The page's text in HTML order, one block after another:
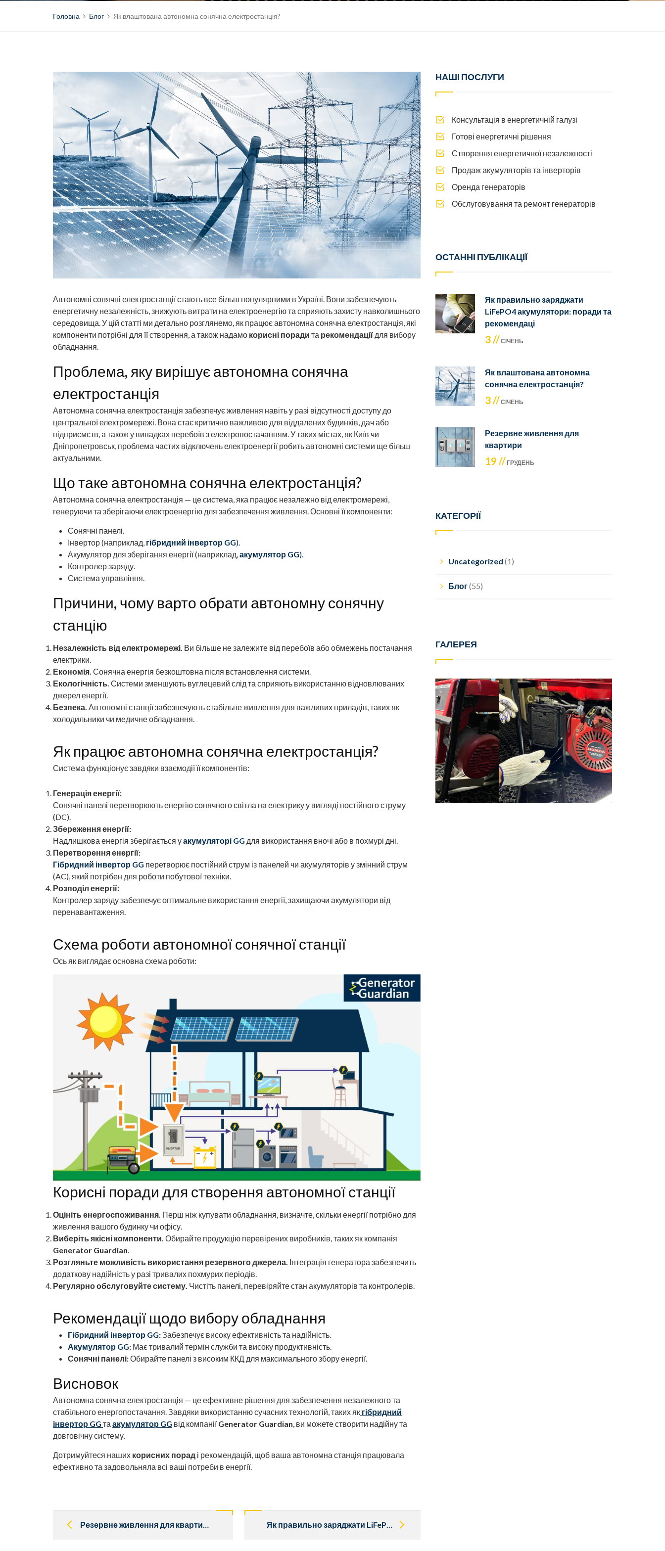
Головна Блог Як влаштована автономна сонячна електростанція?
Автономні сонячні електростанції стають все більш популярними в Україні. Вони забезпечують
енергетичну незалежність, знижують витрати на електроенергію та сприяють захисту навколишнього
середовища. У цій статті ми детально розглянемо, як працює автономна сонячна електростанція, які
компоненти потрібні для її створення, а також надамо корисні поради та рекомендації для вибору
обладнання.
Проблема, яку вирішує автономна сонячна
електростанція
Автономна сонячна електростанція забезпечує живлення навіть у разі відсутності доступу до
центральної електромережі. Вона стає критично важливою для віддалених будинків, дач або
підприємств, а також у випадках перебоїв з електропостачанням. У таких містах, як Київ чи
Дніпропетровськ, проблема частих відключень електроенергії робить автономні системи ще більш
актуальними.
Що таке автономна сонячна електростанція?
Автономна сонячна електростанція — це система, яка працює незалежно від електромережі,
генеруючи та зберігаючи електроенергію для забезпечення живлення. Основні її компоненти:
Сонячні панелі.
Інвертор (наприклад, гібридний інвертор GG).
Акумулятор для зберігання енергії (наприклад,акумулятор GG).
Контролер заряду.
Система управління.
Причини, чому варто обрати автономну сонячну
станцію
Незалежність від електромережі. Ви більше не залежите від перебоїв або обмежень постачання
електрики.
Економія. Сонячна енергія безкоштовна після встановлення системи.
Екологічність. Системи зменшують вуглецевий слід та сприяють використанню відновлюваних
джерел енергії.
Безпека. Автономні станції забезпечують стабільне живлення для важливих приладів, таких як
холодильники чи медичне обладнання.
Як працює автономна сонячна електростанція?
Система функціонує завдяки взаємодії її компонентів:
Генерація енергії:
Сонячні панелі перетворюють енергію сонячного світла на електрику у вигляді постійного струму
(DC).
Збереження енергії:
Надлишкова енергія зберігається уакумуляторі GG для використання вночі або в похмурі дні.
Перетворення енергії:
Гібридний інвертор GG перетворює постійний струм із панелей чи акумуляторів у змінний струм
(AC), який потрібен для роботи побутової техніки.
Розподіл енергії:
Контролер заряду забезпечує оптимальне використання енергії, захищаючи акумулятори від
перенавантаження.
Схема роботи автономної сонячної станції
Ось як виглядає основна схема роботи:
Корисні поради для створення автономної станції
Оцініть енергоспоживання. Перш ніж купувати обладнання, визначте, скільки енергії потрібно для
живлення вашого будинку чи офісу.
Виберіть якісні компоненти. Обирайте продукцію перевірених виробників, таких як компанія
Generator Guardian
Розгляньте можливість використання резервного джерела. Інтеграція генератора забезпечить
додаткову надійність у разі тривалих похмурих періодів.
Регулярно обслуговуйте систему. Чистіть панелі, перевіряйте стан акумуляторів та контролерів.
Рекомендації щодо вибору обладнання
Гібридний інвертор GG: Забезпечує високу ефективність та надійність.
Акумулятор GG: Має тривалий термін служби та високу продуктивність.
Сонячні панелі:Обирайте панелі з високим ККД для максимального збору енергії.
Висновок
Автономна сонячна електростанція — це ефективне рішення для забезпечення незалежного та
стабільного енергопостачання. Завдяки використанню сучасних технологій, таких як гібридний
інвертор GG та акумулятор GG від компаніїGenerator Guardian , ви можете створити надійну та
довговічну систему.
Дотримуйтеся наших корисних порад і рекомендацій, щоб ваша автономна станція працювала
ефективно та задовольняла всі ваші потреби в енергії.
navigation
НАШІ ПОСЛУГИ
Консультація в енергетичній галузі
Готові енергетичні рішення
Створення енергетичної незалежності
Продаж акумуляторів та інверторів
Оренда генераторів
Обслуговування та ремонт генераторів
ОСТАННІ ПУБЛІКАЦІЇ
Як правильно заряджати
LiFePO4 акумулятори: поради та
рекомендаці
3 //СІЧЕНЬ
Як влаштована автономна
сонячна електростанція?
3 //СІЧЕНЬ
Резервне живлення для
квартири
19 //ГРУДЕНЬ
КАТЕГОРІЇ
Uncategorized (1)
Блог(55)
ГАЛЕРЕЯ